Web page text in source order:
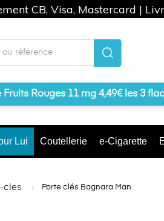
Rouges 11 mg 4,49€ les 3
Lui Coutellerie e-Cigarette
cles Porte clés Bagnara Man
CB, Visa, Mastercard |